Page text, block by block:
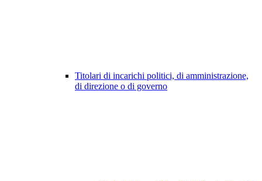
Titolari di incarichi politici, di amministrazione,
di direzione o di governo